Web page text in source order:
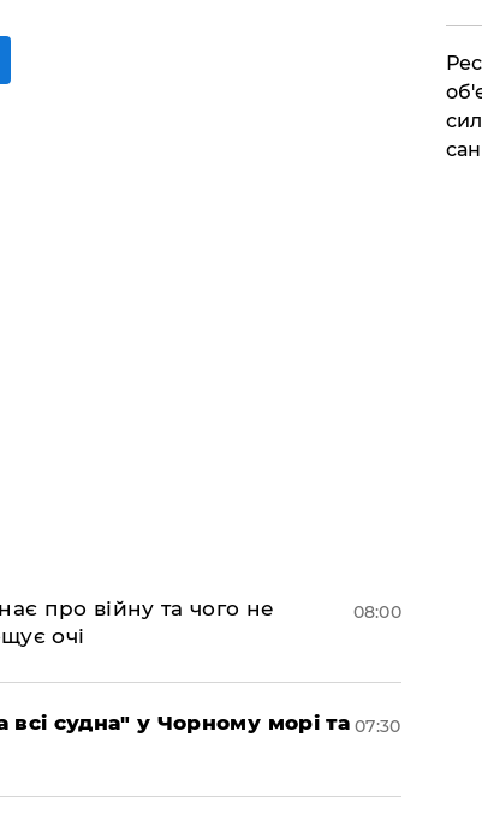
про війну та чого не
очі
08:00
судна" у Чорному морі та 07:30